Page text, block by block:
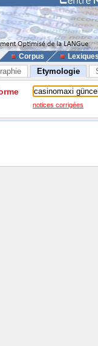
Corpus
Etymologie
notices corrigées